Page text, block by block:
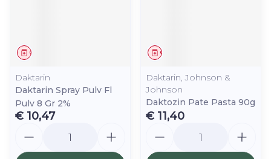
Geneesmiddel
Daktarin
Daktarin Spray Pulv Fl
Pulv 8 Gr 2%
€ 10,47
Geneesmiddel
Daktarin, Johnson &
Johnson
Daktozin Pate Pasta 90g
€ 11,40